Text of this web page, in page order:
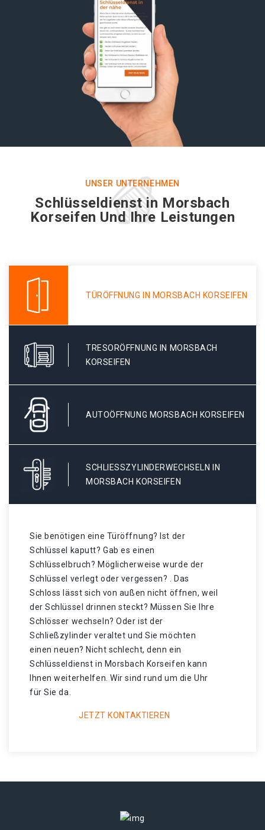
UNSER UNTERNEHMEN
Schlüsseldienst in Morsbach
Korseifen Und Ihre Leistungen
TÜRÖFFNUNG IN MORSBACH KORSEIFEN
TRESORÖFFNUNG IN MORSBACH
KORSEIFEN
AUTOÖFFNUNG MORSBACH KORSEIFEN
SCHLIESSZYLINDERWECHSELN IN M
ORSBACH KORSEIFEN
Sie benötigen eine Türöffnung? Ist der
Schlüssel kaputt? Gab es einen
Schlüsselbruch? Möglicherweise wurde der
Schlüssel verlegt oder vergessen? . Das
Schloss lässt sich von außen nicht öffnen, weil
der Schlüssel drinnen steckt? Müssen Sie Ihre
Schlösser wechseln? Oder ist der
Schließzylinder veraltet und Sie möchten
einen neuen? Nicht schlecht, denn ein
Schlüsseldienst in Morsbach Korseifen kann
Ihnen weiterhelfen. Wir sind rund um die Uhr
für Sie da.
JETZT KONTAKTIEREN